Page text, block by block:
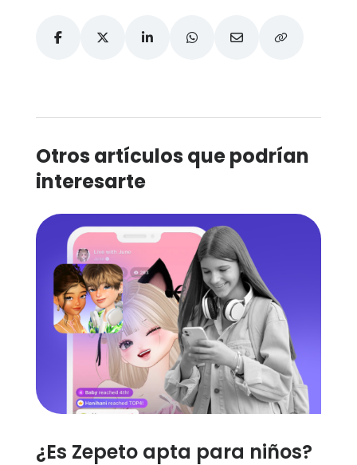
Otros artículos que podrían
interesarte
¿Es Zepeto apta para niños?